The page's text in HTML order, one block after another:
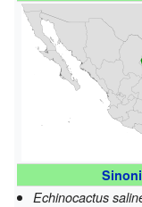
Echinocactus